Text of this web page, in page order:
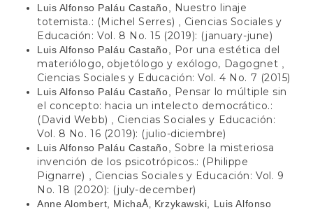
Luis Alfonso Paláu Castaño,
Nuestro linaje
totemista.: (Michel Serres)
Ciencias Sociales y
Educación: Vol. 8 No. 15 (2019): (january-june)
Luis Alfonso Paláu Castaño,
Por una estética del
materiólogo, objetólogo y exólogo, Dagognet
Ciencias Sociales y Educación: Vol. 4 No. 7 (2015)
Luis Alfonso Paláu Castaño,
Pensar lo múltiple sin
el concepto: hacia un intelecto democrático.:
(David Webb)
Ciencias Sociales y Educación:
Vol. 8 No. 16 (2019): (julio-diciembre)
Luis Alfonso Paláu Castaño, Sobre la misteriosa
invención de los psicotrópicos.: (Philippe
Pignarre)
Ciencias Sociales y Educación: Vol. 9
No. 18 (2020): (july-december)
Anne Alombert, MichaÅ‚ Krzykawski, Luis Alfonso